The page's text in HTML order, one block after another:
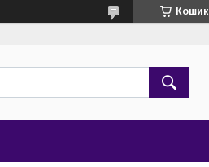
Кошик